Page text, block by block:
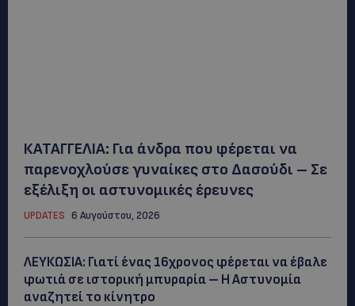
ΚΑΤΑΓΓΕΛΙΑ: Για άνδρα που φέρεται να
παρενοχλούσε γυναίκες στο Δασούδι – Σε
εξέλιξη οι αστυνομικές έρευνες
UPDATES 6 Αυγούστου, 2026
ΛΕΥΚΩΣΙΑ: Γιατί ένας 16χρονος φέρεται να έβαλε
φωτιά σε ιστορική μπυραρία – Η Αστυνομία
αναζητεί το κίνητρο